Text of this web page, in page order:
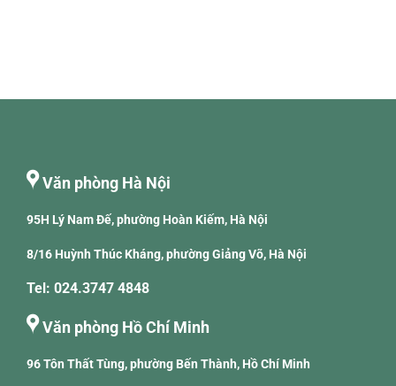
Văn phòng Hà Nội
95H Lý Nam Đế, phường Hoàn Kiếm, Hà Nội
8/16 Huỳnh Thúc Kháng, phường Giảng Võ, Hà Nội
Tel: 024.3747 4848
Văn phòng Hồ Chí Minh
96 Tôn Thất Tùng, phường Bến Thành, Hồ Chí Minh